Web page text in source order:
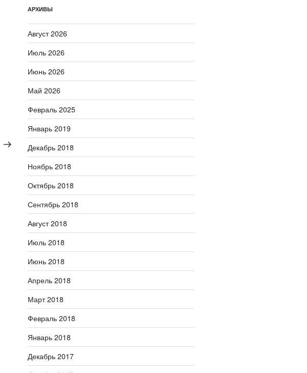
Следующая
запись
АРХИВЫ
Август 2026
Июль 2026
Июнь 2026
Май 2026
Февраль 2025
Январь 2019
Декабрь 2018
Ноябрь 2018
Октябрь 2018
Сентябрь 2018
Август 2018
Июль 2018
Июнь 2018
Апрель 2018
Март 2018
Февраль 2018
Январь 2018
Декабрь 2017